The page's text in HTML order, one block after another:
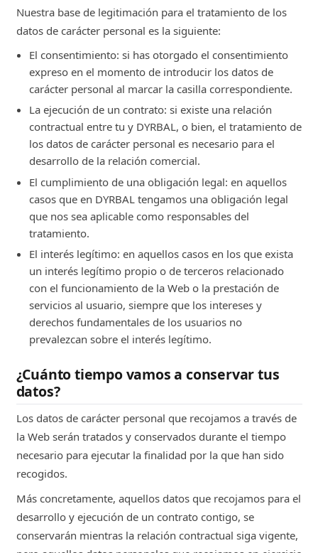
análisis de tu perfil de usuario (por
ejemplo, en base a tu historial de compra
y navegación). Mostrarte publicidad en
Internet que podrás ver cuando navegues
en sitios web y apps, por ejemplo, en
redes sociales. La publicidad que veas
puede mostrarse de modo aleatorio, pero
en otras ocasiones se trata de publicidad
que puede estar relacionada con tu
historial de compra, preferencias y
Nombre y/o apellidos, Correo electrónico,
Teléfono, Dirección postal, Dirección de
Contacto con el usuario
Atender las consultas que se hacen a
través del formulario de contacto, de
reclamación u otros canales de atención
al cliente
Nombre y/o apellidos, Correo electrónico.
Recibir y gestionar currículums
Gestionar el proceso de selección de
personal
Teléfono.
Funciones de Inteligencia Artificial
Nuestra base de legitimación para el tratamiento de los
datos de carácter personal es la siguiente:
El consentimiento: si has otorgado el consentimiento
expreso en el momento de introducir los datos de
carácter personal al marcar la casilla correspondiente.
La ejecución de un contrato: si existe una relación
contractual entre tu y DYRBAL, o bien, el tratamiento de
los datos de carácter personal es necesario para el
desarrollo de la relación comercial.
El cumplimiento de una obligación legal: en aquellos
casos que en DYRBAL tengamos una obligación legal
que nos sea aplicable como responsables del
tratamiento.
El interés legítimo: en aquellos casos en los que exista
un interés legítimo propio o de terceros relacionado
con el funcionamiento de la Web o la prestación de
servicios al usuario, siempre que los intereses y
derechos fundamentales de los usuarios no
prevalezcan sobre el interés legítimo.
¿Cuánto tiempo vamos a conservar tus
datos?
Los datos de carácter personal que recojamos a través de
la Web serán tratados y conservados durante el tiempo
necesario para ejecutar la finalidad por la que han sido
recogidos.
Más concretamente, aquellos datos que recojamos para el
desarrollo y ejecución de un contrato contigo, se
conservarán mientras la relación contractual siga vigente,